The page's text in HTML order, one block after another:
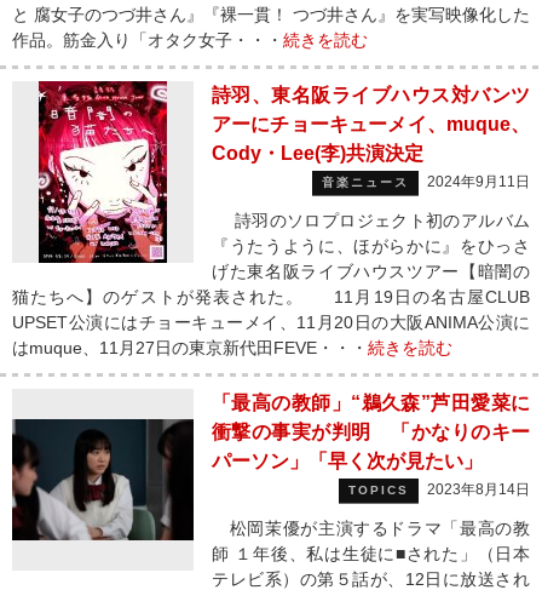
と 腐女子のつづ井さん』『裸一貫！ つづ井さん』を実写映像化した
作品。筋金入り「オタク女子・・・ 続きを読む
詩羽、東名阪ライブハウス対バンツ
アーにチョーキューメイ、muque、
Cody・Lee(李)共演決定
音楽ニュース 2024年9月11日
詩羽のソロプロジェクト初のアルバム
『うたうように、ほがらかに』をひっさ
げた東名阪ライブハウスツアー【暗闇の
猫たちへ】のゲストが発表された。 11月19日の名古屋CLUB
UPSET公演にはチョーキューメイ、11月20日の大阪ANIMA公演に
はmuque、11月27日の東京新代田FEVE・・・ 続きを読む
「最高の教師」“鵜久森”芦田愛菜に
衝撃の事実が判明 「かなりのキー
パーソン」「早く次が見たい」
TOPICS 2023年8月14日
松岡茉優が主演するドラマ「最高の教
師 １年後、私は生徒に■された」（日本
テレビ系）の第５話が、12日に放送され